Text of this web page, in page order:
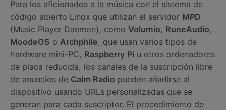
Para los aficionados a la música con el sistema de
código abierto Linox que utilizan el servidor MPD
(Music Player Daemon), como Volumio, RuneAudio,
MoodeOS o Archphile, que usan varios tipos de
hardware mini-PC, Raspberry Pi u otros ordenadores
de placa reducida, los canales de la suscripción libre
de anuncios de Calm Radio pueden añadirse al
dispositivo usando URLs personalizadas que se
generan para cada suscriptor. El procedimiento de